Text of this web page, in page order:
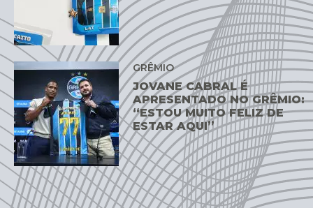
GRÊMIO
JOVANE CABRAL É
APRESENTADO NO GRÊMIO:
“ESTOU MUITO FELIZ DE
ESTAR AQUI”